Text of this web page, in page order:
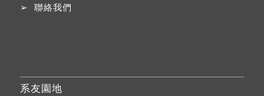
➢ 聯絡我們
系友園地